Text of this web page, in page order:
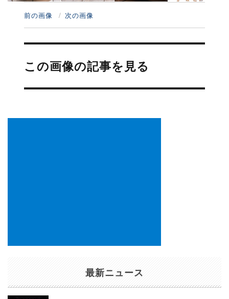
前の画像 次の画像
投
ナ
ビ
ー
この画像の記事を見る
最新ニュース